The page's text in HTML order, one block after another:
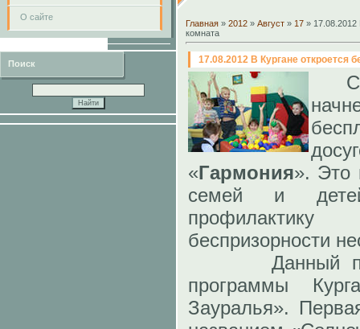
О сайте
Поиск
Главная » 2012 » Август » 17 » 17.08.2012
комната
17.08.2012 В Кургане откроется
«Гармония». Это
семей и
беспризорности
Данный
программы
Зауралья».